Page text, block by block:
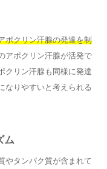
ポクリン汗腺の発達を制
アポクリン汗腺が活発で
クリン汗腺も同様に発達
なりやすいと考えられる
ム
やタンパク質が含まれて